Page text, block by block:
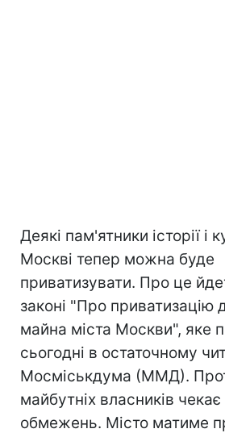
Деякі пам'ятники історії і
Москві тепер можна буде
приватизувати. Про це
законі "Про приватизацію
майна міста Москви", яке
сьогодні в остаточному
Мосміськдума (ММД).
майбутніх власників
обмежень. Місто матиме